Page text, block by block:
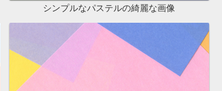
シンプルなパステルの綺麗な画像